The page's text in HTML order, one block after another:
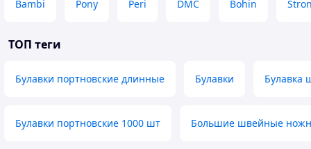
Bambi Pony Peri DMC Bohin
ТОП теги
Булавки портновские длинные Булавки Булавка
Булавки портновские 1000 шт Большие швейные